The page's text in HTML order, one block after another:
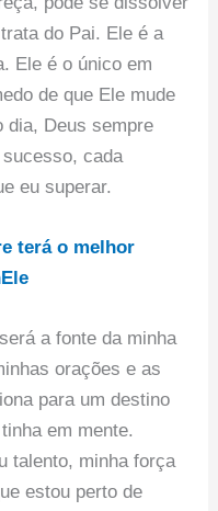
do Pai. Ele é a
Ele é o único em
de que Ele mude
dia, Deus sempre
cada
eu superar.
terá o melhor
a fonte da minha
orações e as
para um destino
em mente.
talento, minha força
estou perto de